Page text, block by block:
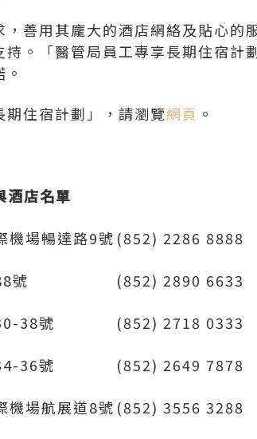
善用其龐大的酒店網絡及貼心的
。「醫管局員工專享長期住宿計
住宿計劃」，請瀏覽網頁 。
酒店名單
機場暢達路9號 (852) 2286 8888
號 (852) 2890 6633
38號 (852) 2718 0333
36號 (852) 2649 7878
機場航展道8號 (852) 3556 3288